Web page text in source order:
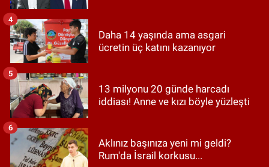
Daha 14 yaşında ama asgari
ücretin üç katını kazanıyor
4
13 milyonu 20 günde harcadı
iddiası! Anne ve kızı böyle yüzleşti
5
Aklınız başınıza yeni mi geldi?
Rum'da İsrail korkusu...
6